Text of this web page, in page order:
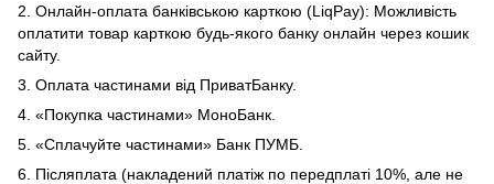
2. Онлайн-оплата банківською карткою (LiqPay): Можливість
оплатити товар карткою будь-якого банку онлайн через кошик
сайту.
3. Оплата частинами від ПриватБанку.
4. «Покупка частинами» МоноБанк.
5. «Сплачуйте частинами» Банк ПУМБ.
6. Післяплата (накладений платіж по передплаті 10%, але не